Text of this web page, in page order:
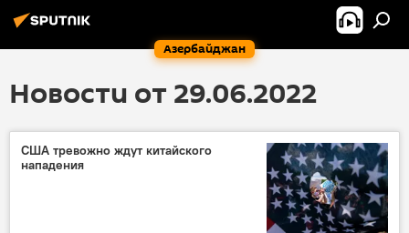
Азербайджан
Новости от 29.06.2022
США тревожно ждут китайского
нападения